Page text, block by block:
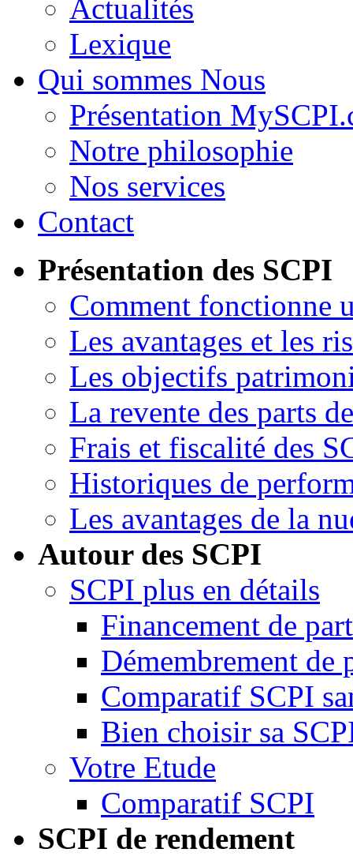
Actualités
Lexique
Qui sommes Nous
Présentation
Notre philosophie
Nos services
Contact
Présentation des SCPI
Comment fonctionne
Les avantages et les
Les objectifs
La revente des parts
Frais et fiscalité des
Historiques de
Les avantages de la
Autour des SCPI
SCPI plus en détails
Financement de
Démembrement de
Comparatif SCPI
Bien choisir sa
Votre Etude
Comparatif SCPI
SCPI de rendement